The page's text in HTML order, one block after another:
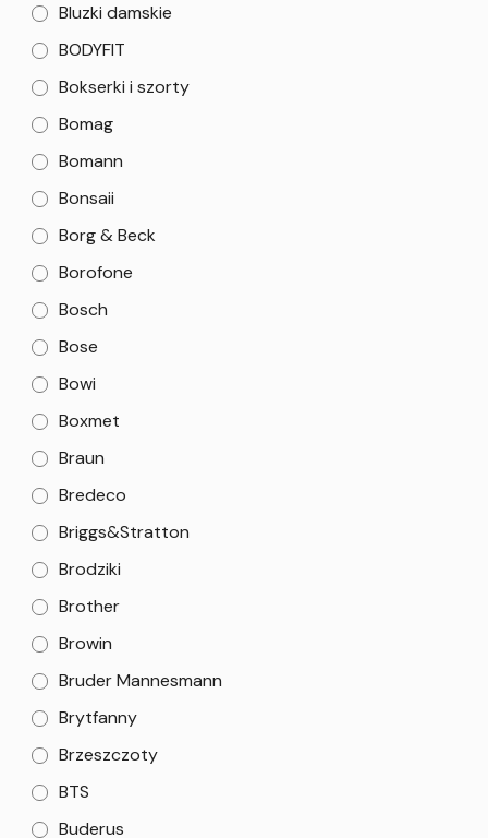
Bluzki damskie
BODYFIT
Bokserki i szorty
Bomag
Bomann
Bonsaii
Borg & Beck
Borofone
Bosch
Bose
Bowi
Boxmet
Braun
Bredeco
Briggs&Stratton
Brodziki
Brother
Browin
Bruder Mannesmann
Brytfanny
Brzeszczoty
BTS
Buderus